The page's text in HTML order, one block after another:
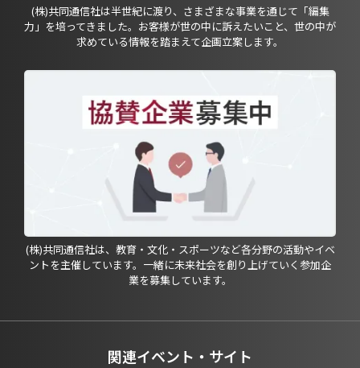
(株)共同通信社は半世紀に渡り、さまざまな事業を通じて「編集
力」を培ってきました。お客様が世の中に訴えたいこと、世の中が
求めている情報を踏まえて企画立案します。
(株)共同通信社は、教育・文化・スポーツなど各分野の活動やイベ
ントを主催しています。一緒に未来社会を創り上げていく参加企
業を募集しています。
関連イベント・サイト